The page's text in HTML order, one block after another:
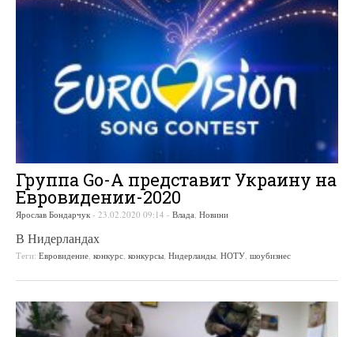
Группа Go-A представит Украину на
Евровидении-2020
Ярослав Бондарчук - 23.02.2020 09:14 - Влада Новини
В Нидерландах
Теги: Евровидение конкурс конкурсы Нидерланды НОТУ шоубизнес